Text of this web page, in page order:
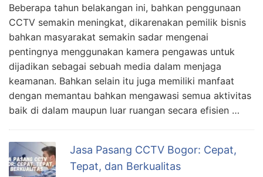
Beberapa tahun belakangan ini, bahkan penggunaan
CCTV semakin meningkat, dikarenakan pemilik bisnis
bahkan masyarakat semakin sadar mengenai
pentingnya menggunakan kamera pengawas untuk
dijadikan sebagai sebuah media dalam menjaga
keamanan. Bahkan selain itu juga memiliki manfaat
dengan memantau bahkan mengawasi semua aktivitas
baik di dalam maupun luar ruangan secara efisien …
Jasa Pasang CCTV Bogor: Cepat,
Tepat, dan Berkualitas